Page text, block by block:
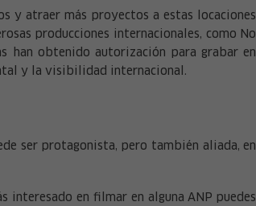
y atraer más proyectos a estas locaciones
producciones internacionales, como No
han obtenido autorización para grabar en
y la visibilidad internacional.
ser protagonista, pero también aliada, en
interesado en filmar en alguna ANP puedes